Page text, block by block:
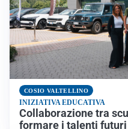
COSIO VALTELLINO
INIZIATIVA EDUCATIVA
Collaborazione tra
formare i talenti futuri